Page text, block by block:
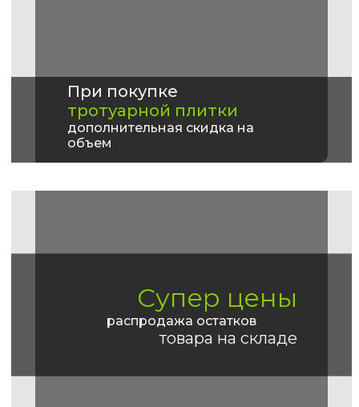
При покупке
тротуарной плитки
дополнительная скидка на
объем
Супер цены
распродажа остатков
товара на складе